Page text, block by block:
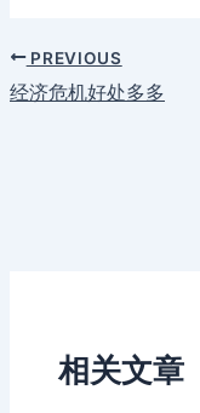
PREVIOUS
经济危机好处多多
相关文章